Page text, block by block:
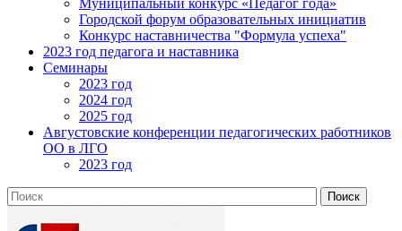
Муниципальный конкурс «Педагог года»
Городской форум образовательных инициатив
Конкурс наставничества "Формула успеха"
2023 год педагога и наставника
Семинары
2023 год
2024 год
2025 год
Августовские конференции педагогических работников
ОО в ЛГО
2023 год